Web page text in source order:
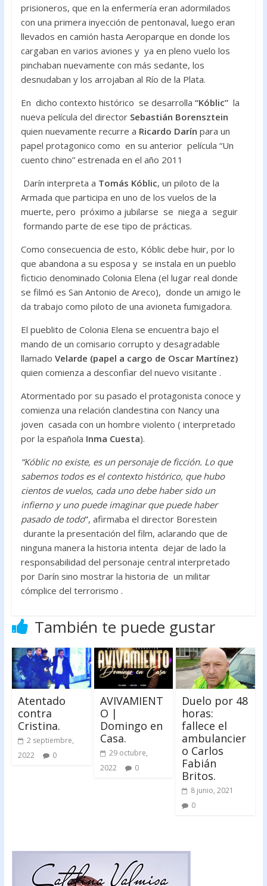
prisioneros, que en la enfermería eran adormilados
con una primera inyección de pentonaval, luego eran
llevados en camión hasta Aeroparque en donde los
cargaban en varios aviones y ya en pleno vuelo los
pinchaban nuevamente con más sedante, los
desnudaban y los arrojaban al Río de la Plata.
En dicho contexto histórico se desarrolla “Kóblic”la
nueva película del directorSebastián Borensztein
quien nuevamente recurre a Ricardo Darín para un
papel protagonico como en su anterior película “Un
cuento chino” estrenada en el año 2011
Darín interpreta a Tomás Kóblic, un piloto de la
Armada que participa en uno de los vuelos de la
muerte, pero próximo a jubilarse se niega a seguir
formando parte de ese tipo de prácticas.
Como consecuencia de esto, Kóblic debe huir, por lo
que abandona a su esposa y se instala en un pueblo
ficticio denominado Colonia Elena (el lugar real donde
se filmó es San Antonio de Areco), donde un amigo le
da trabajo como piloto de una avioneta fumigadora.
El pueblito de Colonia Elena se encuentra bajo el
mando de un comisario corrupto y desagradable
llamado Velarde (papel a cargo de Oscar Martínez)
quien comienza a desconfiar del nuevo visitante .
Atormentado por su pasado el protagonista conoce y
comienza una relación clandestina con Nancy una
joven casada con un hombre violento ( interpretado
por la española Inma Cuesta).
“Kóblic no existe, es un personaje de ficción. Lo que
sabemos todos es el contexto histórico, que hubo
cientos de vuelos, cada uno debe haber sido un
infierno y uno puede imaginar que puede haber
pasado de todo”, afirmaba el director Borestein
durante la presentación del film, aclarando que de
ninguna manera la historia intenta dejar de lado la
responsabilidad del personaje central interpretado
por Darín sino mostrar la historia de un militar
cómplice del terrorismo .
También te puede gustar
Atentado
contra
Cristina.
2 septiembre,
2022
0
AVIVAMIENT
O |
Domingo en
Casa.
29 octubre,
2022
0
Duelo por 48
horas:
fallece el
ambulancier
o Carlos
Fabián
Britos.
8 junio, 2021
0